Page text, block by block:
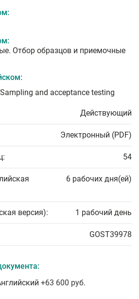
Отбор образцов и приемочные
and acceptance testing
Действующий
Электронный (PDF)
54
6 рабочих дня(ей)
версия): 1 рабочий день
GOST39978
+63 600 руб.